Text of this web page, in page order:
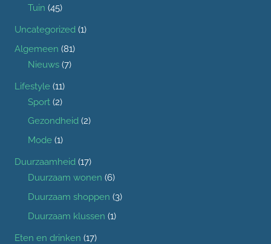
Tuin (45)
Uncategorized (1)
Algemeen (81)
Nieuws(7)
Lifestyle(11)
Sport(2)
Gezondheid(2)
Mode(1)
Duurzaamheid(17)
Duurzaam wonen (6)
Duurzaam shoppen (3)
Duurzaam klussen (1)
Eten en drinken (17)